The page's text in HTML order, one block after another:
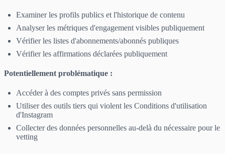
Examiner les profils publics et l'historique de contenu
Analyser les métriques d'engagement visibles publiquement
Vérifier les listes d'abonnements/abonnés publiques
Vérifier les affirmations déclarées publiquement
Potentiellement problématique :
Accéder à des comptes privés sans permission
Utiliser des outils tiers qui violent les Conditions d'utilisation
d'Instagram
Collecter des données personnelles au-delà du nécessaire pour le
vetting